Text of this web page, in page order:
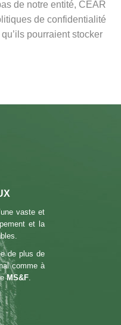
de notre entité, CEAR
de confidentialité
pourraient stocker
vaste et
et la
de plus de
comme à
MS&F.